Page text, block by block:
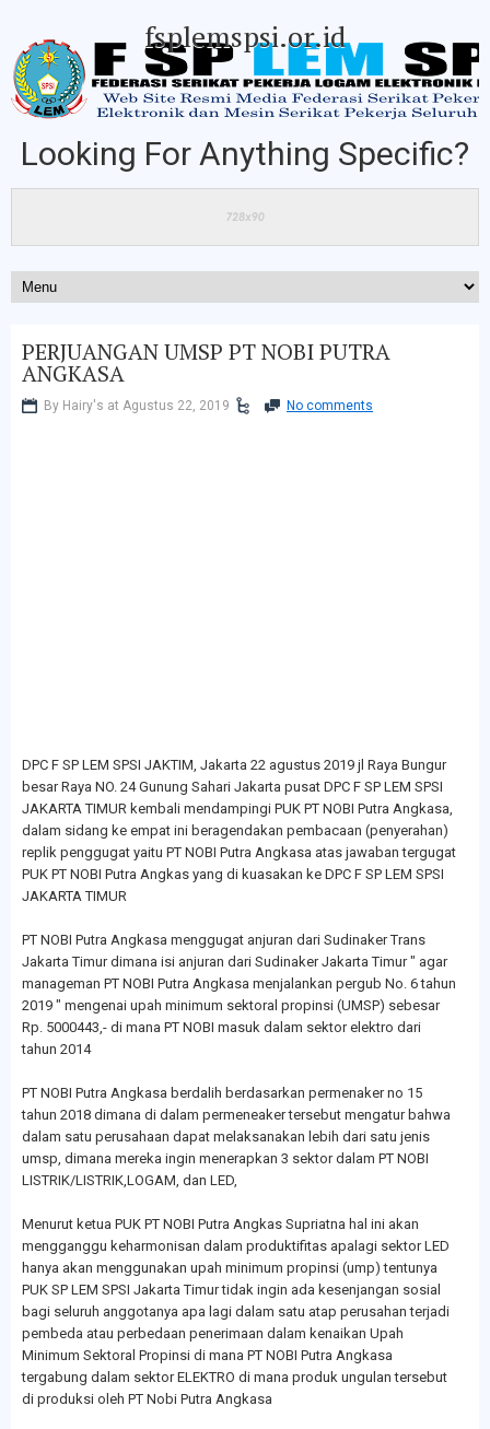
fsplemspsi.or.id
Looking For Anything Specific?
PERJUANGAN UMSP PT NOBI PUTRA
ANGKASA
By Hairy's at Agustus 22, 2019 No comments
DPC F SP LEM SPSI JAKTIM, Jakarta 22 agustus 2019 jl Raya Bungur
besar Raya NO. 24 Gunung Sahari Jakarta pusat DPC F SP LEM SPSI
JAKARTA TIMUR kembali mendampingi PUK PT NOBI Putra Angkasa,
dalam sidang ke empat ini beragendakan pembacaan (penyerahan)
replik penggugat yaitu PT NOBI Putra Angkasa atas jawaban tergugat
PUK PT NOBI Putra Angkas yang di kuasakan ke DPC F SP LEM SPSI
JAKARTA TIMUR
PT NOBI Putra Angkasa menggugat anjuran dari Sudinaker Trans
Jakarta Timur dimana isi anjuran dari Sudinaker Jakarta Timur " agar
manageman PT NOBI Putra Angkasa menjalankan pergub No. 6 tahun
2019 " mengenai upah minimum sektoral propinsi (UMSP) sebesar
Rp. 5000443,- di mana PT NOBI masuk dalam sektor elektro dari
tahun 2014
PT NOBI Putra Angkasa berdalih berdasarkan permenaker no 15
tahun 2018 dimana di dalam permeneaker tersebut mengatur bahwa
dalam satu perusahaan dapat melaksanakan lebih dari satu jenis
umsp, dimana mereka ingin menerapkan 3 sektor dalam PT NOBI
LISTRIK/LISTRIK,LOGAM, dan LED,
Menurut ketua PUK PT NOBI Putra Angkas Supriatna hal ini akan
mengganggu keharmonisan dalam produktifitas apalagi sektor LED
hanya akan menggunakan upah minimum propinsi (ump) tentunya
PUK SP LEM SPSI Jakarta Timur tidak ingin ada kesenjangan sosial
bagi seluruh anggotanya apa lagi dalam satu atap perusahan terjadi
pembeda atau perbedaan penerimaan dalam kenaikan Upah
Minimum Sektoral Propinsi di mana PT NOBI Putra Angkasa
tergabung dalam sektor ELEKTRO di mana produk ungulan tersebut
di produksi oleh PT Nobi Putra Angkasa